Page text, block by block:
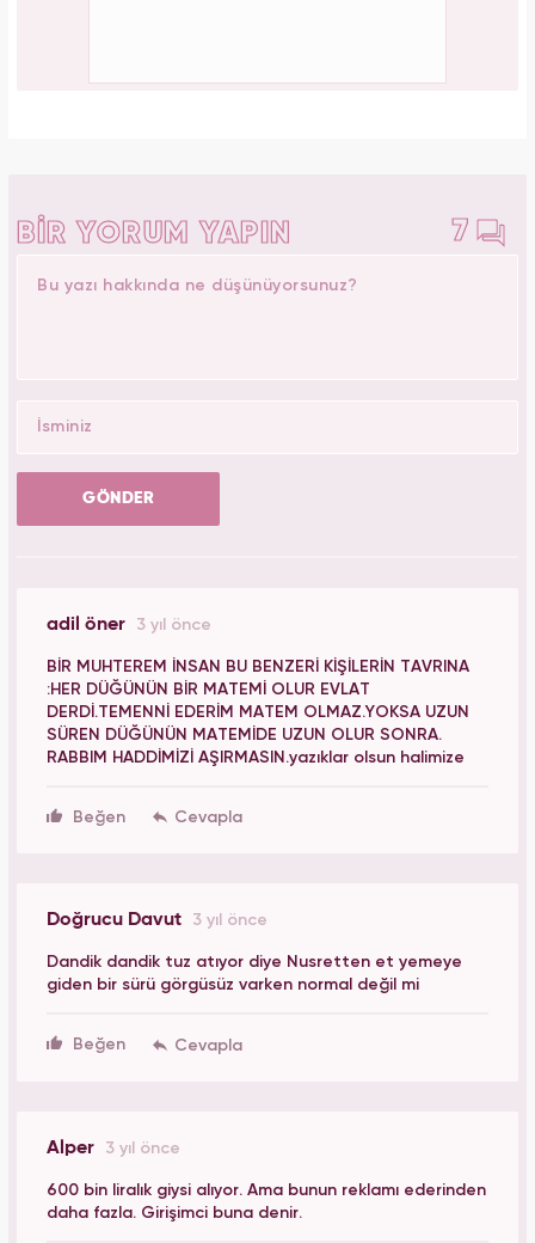
BİR YORUM YAPIN 7
GÖNDER
adil öner 3 yıl önce
BİR MUHTEREM İNSAN BU BENZERİ KİŞİLERİN TAVRINA
:HER DÜĞÜNÜN BİR MATEMİ OLUR EVLAT
DERDİ.TEMENNİ EDERİM MATEM OLMAZ.YOKSA UZUN
SÜREN DÜĞÜNÜN MATEMİDE UZUN OLUR SONRA.
RABBIM HADDİMİZİ AŞIRMASIN.yazıklar olsun halimize
Beğen
Doğrucu Davut 3 yıl önce
Dandik dandik tuz atıyor diye Nusretten et yemeye
giden bir sürü görgüsüz varken normal değil mi
Beğen
Alper 3 yıl önce
600 bin liralık giysi alıyor. Ama bunun reklamı ederinden
daha fazla. Girişimci buna denir.